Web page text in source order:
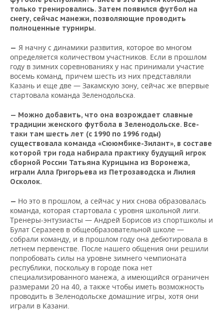
только тренировались. Затем появился футбол на
снегу, сейчас манежи, позволяющие проводить
полноценные турниры.
— Я начну с динамики развития, которое во многом
определяется количеством участников. Если в прошлом
году в зимних соревнованиях у нас принимали участие
восемь команд, причем шесть из них представляли
Казань и еще две — Закамскую зону, сейчас же впервые
стартовала команда Зеленодольска.
— Можно добавить, что она возрождает славные
традиции женского футбола в Зеленодольске. Все-
таки там шесть лет (с 1990 по 1996 годы)
существовала команда «Сююмбике-Зилант», в составе
которой три года набирала практику будущий игрок
сборной России Татьяна Курицына из Воронежа,
играли Алла Григорьева из Петрозаводска и Лилия
Осколок.
— Но это в прошлом, а сейчас у них снова образовалась
команда, которая стартовала с уровня школьной лиги.
Тренеры-энтузиасты — Андрей Борисов из спортшколы и
Булат Серазеев в общеобразовательной школе —
собрали команду, и в прошлом году она дебютировала в
летнем первенстве. После нашего общения они решили
попробовать силы на уровне зимнего чемпионата
республики, поскольку в городе пока нет
специализированного манежа, а имеющийся ограничен
размерами 20 на 40, а также чтобы иметь возможность
проводить в Зеленодольске домашние игры, хотя они
играли в Казани.